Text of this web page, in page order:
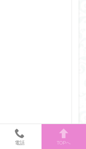
電話 TOPへ